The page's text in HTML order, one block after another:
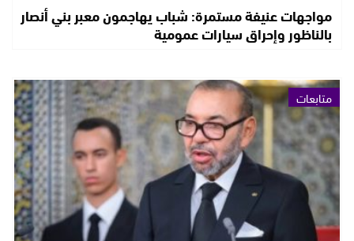
مواجهات عنيفة مستمرة: شباب يهاجمون معبر بني أنصار
بالناظور وإحراق سيارات عمومية
متابعات